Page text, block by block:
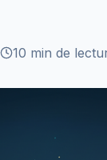
10 min de